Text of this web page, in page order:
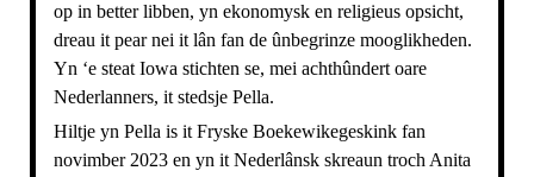
op in better libben, yn ekonomysk en religieus opsicht,
dreau it pear nei it lân fan de ûnbegrinze mooglikheden.
Yn ‘e steat Iowa stichten se, mei achthûndert oare
Nederlanners, it stedsje Pella.
Hiltje yn Pella is it Fryske Boekewikegeskink fan
novimber 2023 en yn it Nederlânsk skreaun troch Anita